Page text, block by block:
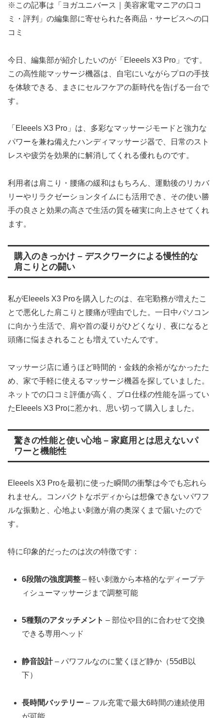
※この記事は「ヨガユニバース｜美容家電マニアの口コ
ミ・評判」の編集部に寄せられた各商品・サービスへの口
コミ
今日、編集部が紹介したいのが「Eleeels X3 Pro」です。
この高性能マッサージ機器は、自宅にいながらプロの手技
を体験できる、まさにセルフケアの新時代を告げる一台で
す。
「Eleeels X3 Pro」は、多彩なマッサージモードと強力な
パワーを兼ね備えたハンディマッサージ器で、日常のスト
レスや疲労を効果的に解消してくれる優れものです。
利用者は肩こり・腰痛の緩和はもちろん、運動後のリカバ
リーやリラクゼーションタイムにも活用でき、その使い勝
手の良さと効果の高さで生活の質を確実に向上させてくれ
ます。
購入のきっかけ – デスクワークによる慢性的な
肩こりとの闘い
私がEleeels X3 Proを購入したのは、在宅勤務が増えたこ
とで悪化した肩こりと腰痛が理由でした。一日中パソコン
に向かう生活で、肩や首の凝りがひどくなり、夜になると
頭痛に悩まされることも増えていたんです。
マッサージ店に通うほど時間的・金銭的余裕がなかったた
め、家で手軽に使えるマッサージ機器を探していました。
ネットでの口コミ評価が高く、プロ仕様の性能を謳ってい
たEleeels X3 Proに惹かれ、思い切って購入しました。
驚きの性能と使い心地 – 家庭用とは思えないパ
ワーと機能性
Eleeels X3 Proを最初に使った瞬間の衝撃は今でも忘れら
れません。コンパクトなボディからは想像できないパワフ
ルな振動と、心地よい刺激が肩の奥深くまで届いたので
す。
特に印象的だったのは次の特徴です：
6段階の強度調整 – 軽い刺激から本格的なディープテ
ィシューマッサージまで調整可能
5種類のアタッチメント – 部位や目的に合わせて交換
できる専用ヘッド
静音設計– パワフルなのに驚くほど静か（55dB以
下）
長時間バッテリー – フル充電で最大6時間の連続使用
が可能